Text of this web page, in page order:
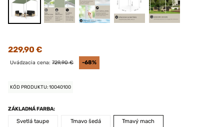
229,90 €
Uvádzacia cena: 729,90 € -68%
KÓD PRODUKTU: 10040100
ZÁKLADNÁ FARBA:
Svetlá taupe
Tmavo šedá Tmavý mach